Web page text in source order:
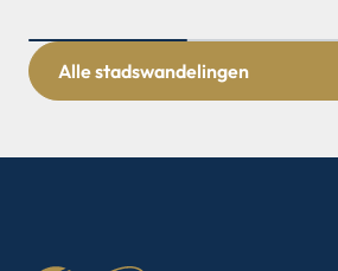
Alle stadswandelingen